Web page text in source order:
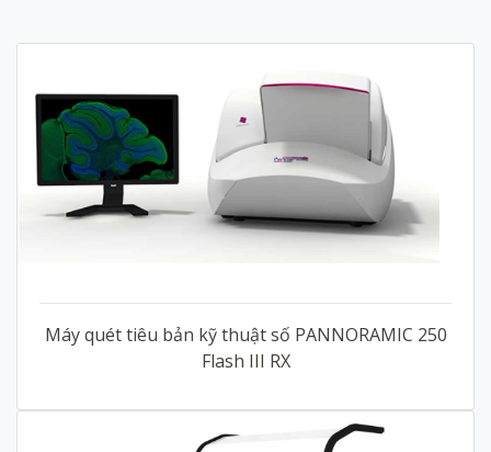
Máy quét tiêu bản kỹ thuật số PANNORAMIC 250
Flash III RX